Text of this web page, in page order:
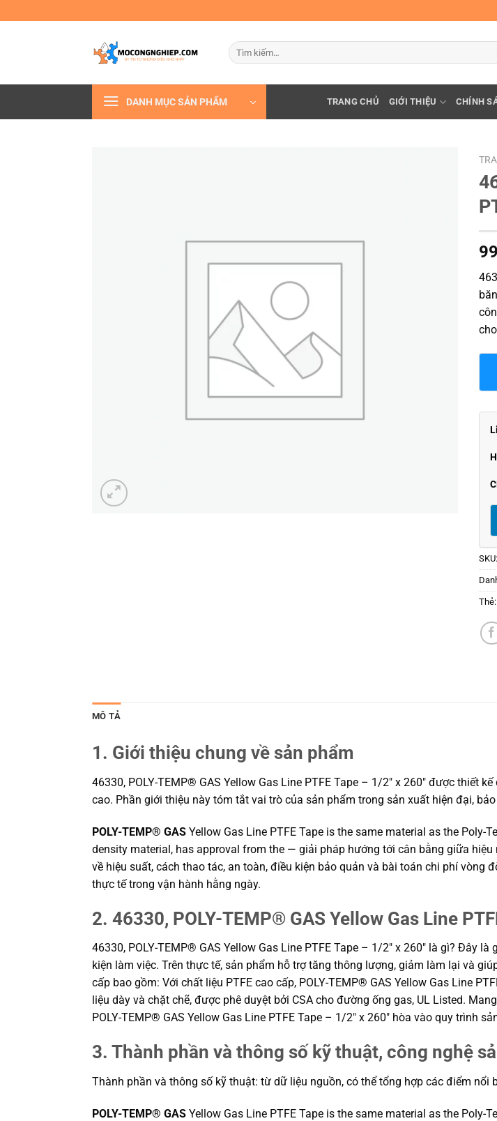
qua
Tìm
kiếm:
DANH MỤC SẢN PHẨM TRANG CHỦ GIỚI THIỆU CHÍNH
SKU:
Thẻ:
MÔ TẢ
1. Giới thiệu chung về sản phẩm
46330, POLY-TEMP® GAS Yellow Gas Line PTFE Tape – 1/2″ x 260″ được thiết
cao. Phần giới thiệu này tóm tắt vai trò của sản phẩm trong sản xuất hiện đại,
POLY-TEMP® GAS Yellow Gas Line PTFE Tape is the same material as the
density material, has approval from the — giải pháp hướng tới cân bằng giữa
về hiệu suất, cách thao tác, an toàn, điều kiện bảo quản và bài toán chi phí
thực tế trong vận hành hằng ngày.
2. 46330, POLY-TEMP® GAS Yellow Gas Line
46330, POLY-TEMP® GAS Yellow Gas Line PTFE Tape – 1/2″ x 260″ là gì? Đây
kiện làm việc. Trên thực tế, sản phẩm hỗ trợ tăng thông lượng, giảm làm lại và
cấp bao gồm: Với chất liệu PTFE cao cấp, POLY-TEMP® GAS Yellow Gas Line
liệu dày và chặt chẽ, được phê duyệt bởi CSA cho đường ống gas, UL Listed.
POLY-TEMP® GAS Yellow Gas Line PTFE Tape – 1/2″ x 260″ hòa vào quy trình
3. Thành phần và thông số kỹ thuật, công nghệ
Thành phần và thông số kỹ thuật: từ dữ liệu nguồn, có thể tổng hợp các điểm nổi
POLY-TEMP® GAS Yellow Gas Line PTFE Tape is the same material as the